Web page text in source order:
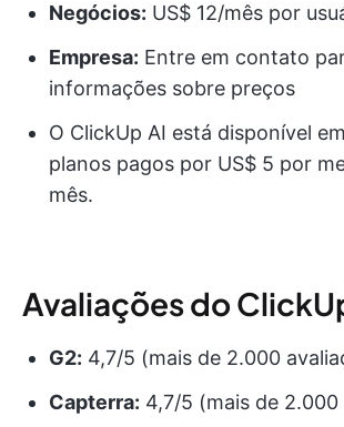
Negócios: US$ 12/mês por
Empresa: Entre em contato
informações sobre preços
O ClickUp AI está disponível
planos pagos por US$ 5 por
mês.
Avaliações do
G2: 4,7/5 (mais de 2.000
Capterra: 4,7/5 (mais de 2.000